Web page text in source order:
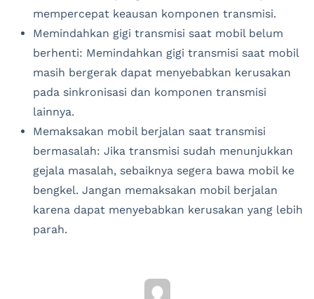
mempercepat keausan komponen transmisi.
Memindahkan gigi transmisi saat mobil belum
berhenti: Memindahkan gigi transmisi saat mobil
masih bergerak dapat menyebabkan kerusakan
pada sinkronisasi dan komponen transmisi
lainnya.
Memaksakan mobil berjalan saat transmisi
bermasalah: Jika transmisi sudah menunjukkan
gejala masalah, sebaiknya segera bawa mobil ke
bengkel. Jangan memaksakan mobil berjalan
karena dapat menyebabkan kerusakan yang lebih
parah.